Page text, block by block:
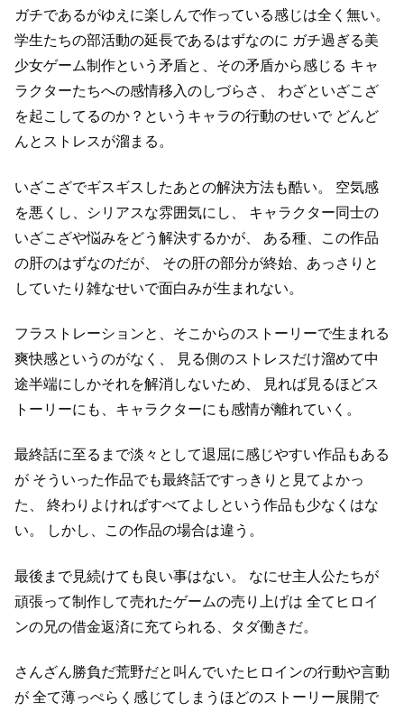
ガチであるがゆえに楽しんで作っている感じは全く無い。
学生たちの部活動の延長であるはずなのに ガチ過ぎる美
少女ゲーム制作という矛盾と、その矛盾から感じる キャ
ラクターたちへの感情移入のしづらさ、
わざといざこざ
を起こしてるのか？というキャラの行動のせいでどんど
んとストレスが溜まる。
いざこざでギスギスしたあとの解決方法も酷い。
空気感
を悪くし、シリアスな雰囲気にし、
キャラクター同士の
いざこざや悩みをどう解決するかが、
ある種、この作品
の肝のはずなのだが、
その肝の部分が終始、あっさりと
していたり雑なせいで面白みが生まれない。
フラストレーションと、そこからのストーリーで生まれる
爽快感というのがなく、
見る側のストレスだけ溜めて中
途半端にしかそれを解消しないため、
見れば見るほどス
トーリーにも、キャラクターにも感情が離れていく。
最終話に至るまで淡々として退屈に感じやすい作品もある
が そういった作品でも最終話ですっきりと見てよかっ
た、
終わりよければすべてよしという作品も少なくはな
い。
しかし、この作品の場合は違う。
最後まで見続けても良い事はない。
なにせ主人公たちが
頑張って制作して売れたゲームの売り上げは 全てヒロイ
ンの兄の借金返済に充てられる、タダ働きだ。
さんざん勝負だ荒野だと叫んでいたヒロインの行動や言動
が 全て薄っぺらく感じてしまうほどのストーリー展開で